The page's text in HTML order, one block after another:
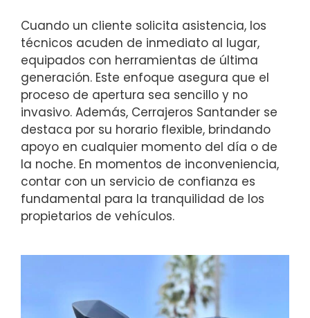
Cuando un cliente solicita asistencia, los
técnicos acuden de inmediato al lugar,
equipados con herramientas de última
generación. Este enfoque asegura que el
proceso de apertura sea sencillo y no
invasivo. Además, Cerrajeros Santander se
destaca por su horario flexible, brindando
apoyo en cualquier momento del día o de
la noche. En momentos de inconveniencia,
contar con un servicio de confianza es
fundamental para la tranquilidad de los
propietarios de vehículos.